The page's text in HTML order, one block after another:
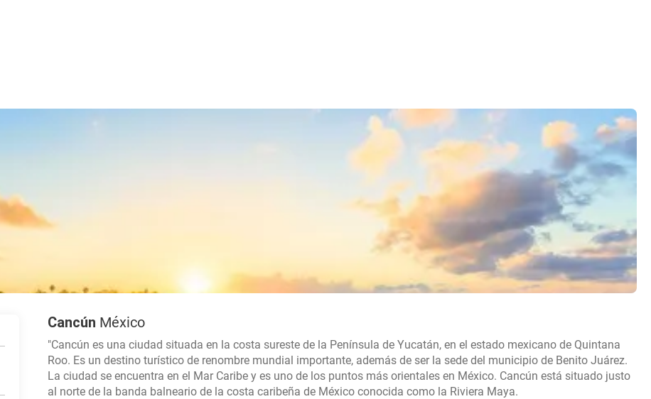
Cancún México
"Cancún es una ciudad situada en la costa sureste de la Península de Yucatán, en el estado mexicano de Quintana
Roo. Es un destino turístico de renombre mundial importante, además de ser la sede del municipio de Benito Juárez.
La ciudad se encuentra en el Mar Caribe y es uno de los puntos más orientales en México. Cancún está situado justo
al norte de la banda balneario de la costa caribeña de México conocida como la Riviera Maya.